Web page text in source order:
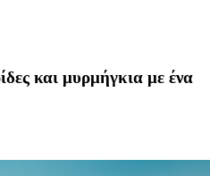
και μυρμήγκια με ένα